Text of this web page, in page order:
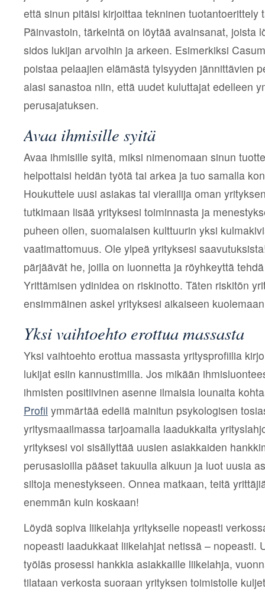
että sinun pitäisi kirjoittaa tekninen tuotantoerittely
Päinvastoin, tärkeintä on löytää avainsanat, joista
sidos lukijan arvoihin ja arkeen. Esimerkiksi
poistaa pelaajien elämästä tylsyyden jännittävien
alasi sanastoa niin, että uudet kuluttajat edelleen
perusajatuksen.
Avaa ihmisille syitä
Avaa ihmisille syitä, miksi nimenomaan sinun
helpottaisi heidän työtä tai arkea ja tuo samalla
Houkuttele uusi asiakas tai vierailija oman
tutkimaan lisää yrityksesi toiminnasta ja
puheen ollen, suomalaisen kulttuurin yksi
vaatimattomuus. Ole ylpeä yrityksesi
pärjäävät he, joilla on luonnetta ja röyhkeyttä
Yrittämisen ydinidea on riskinotto. Täten riskitön
ensimmäinen askel yrityksesi aikaiseen
Yksi vaihtoehto erottua massasta
Yksi vaihtoehto erottua massasta yritysprofiilia
lukijat esiin kannustimilla. Jos mikään
ihmisten positiivinen asenne ilmaisia lounaita
Profil ymmärtää edellä mainitun psykologisen
yritysmaailmassa tarjoamalla laadukkaita
yrityksesi voi sisällyttää uusien asiakkaiden
perusasioilla pääset takuulla alkuun ja luot uusia
siltoja menestykseen. Onnea matkaan, teitä
enemmän kuin koskaan!
Löydä sopiva liikelahja yritykselle nopeasti
nopeasti laadukkaat liikelahjat netissä – nopeasti.
työläs prosessi hankkia asiakkaille liikelahja,
tilataan verkosta suoraan yrityksen toimistolle